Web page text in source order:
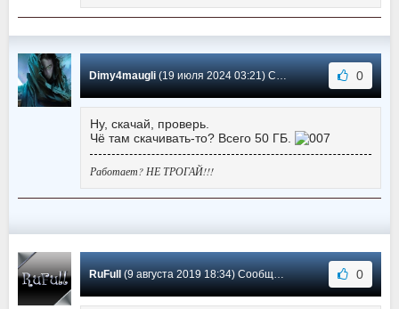
Dimy4maugli(19 июля 2024 03:21) Сообщение #29 0
Ну, скачай, проверь.
Чё там скачивать-то? Всего 50 ГБ.
Работает? НЕ ТРОГАЙ!!!
RuFull (9 августа 2019 18:34) Сообщение #28 0